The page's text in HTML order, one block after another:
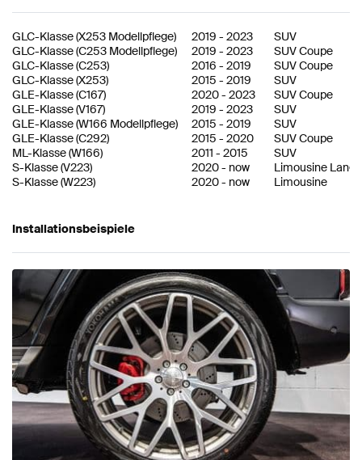
GLC-Klasse(X253 Modellpflege) 2019 - 2023
SUV
GLC-Klasse(C253 Modellpflege) 2019 - 2023
SUV Coupe
GLC-Klasse(C253) 2016 - 2019
SUV Coupe
GLC-Klasse(X253) 2015 - 2019
SUV
GLE-Klasse(C167) 2020- 2023
SUV Coupe
GLE-Klasse(V167) 2019 - 2023
SUV
GLE-Klasse(W166 Modellpflege) 2015 - 2019
SUV
GLE-Klasse(C292) 2015 - 2020
SUV Coupe
ML-Klasse(W166) 2011 - 2015
SUV
S-Klasse(V223) 2020- now
Limousine Lang
S-Klasse(W223) 2020- now Limousine
Installationsbeispiele